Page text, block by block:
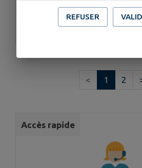
FABLAB CAUVALDOR
< 1 2
Accès rapide
REFUSER